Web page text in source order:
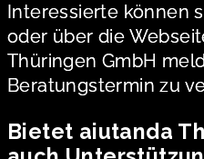
Interessierte können
oder über die
Thüringen GmbH
Beratungstermin zu
Bietet aiutanda